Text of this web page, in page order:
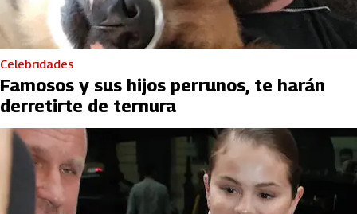
Celebridades
Famosos y sus hijos perrunos, te harán
derretirte de ternura